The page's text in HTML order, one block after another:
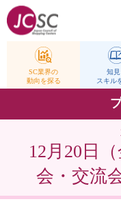
SC業界の
動向を探る
知見
スキル
12月20日
会・交流